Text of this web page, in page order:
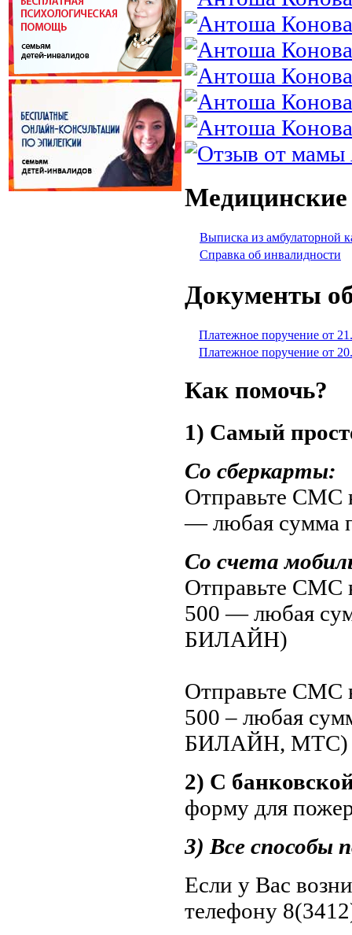
Выписка из амбулаторной
Справка об инвалидности
Документы
Платежное поручение от
Платежное поручение от
Как помочь?
1) Самый
Со сберкарты:
Отправьте СМС
— любая сумма
Со счета
Отправьте СМС
500 — любая
БИЛАЙН)
Отправьте СМС
500 – любая
БИЛАЙН, МТС)
2) С
форму для
3) Все способы
Если у Вас
телефону